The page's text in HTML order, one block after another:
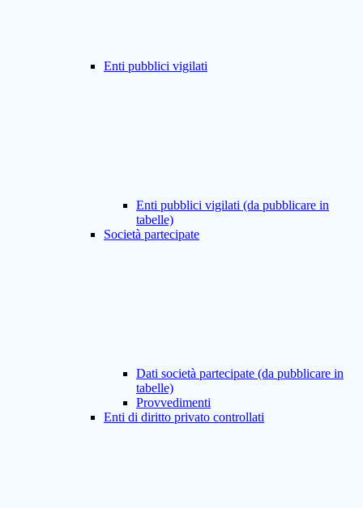
Enti pubblici vigilati
Enti pubblici vigilati (da pubblicare in
tabelle)
Società partecipate
Dati società partecipate (da pubblicare in
tabelle)
Provvedimenti
Enti di diritto privato controllati